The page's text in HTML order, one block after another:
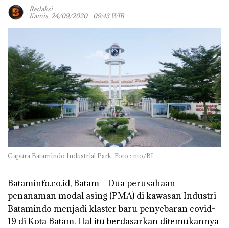
Redaksi
Kamis, 24/09/2020 - 09:43 WIB
Gapura Batamindo Industrial Park. Foto : nto/BI
Bataminfo.co.id, Batam – Dua perusahaan
penanaman modal asing (PMA) di kawasan Industri
Batamindo menjadi klaster baru penyebaran covid-
19 di Kota Batam. Hal itu berdasarkan ditemukannya